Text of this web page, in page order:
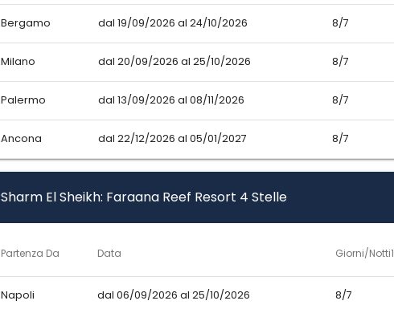
Bergamo dal 19/09/2026 al 24/10/2026 8/7
Milano dal 20/09/2026 al 25/10/2026 8/7
Palermo dal 13/09/2026 al 08/11/2026 8/7
Ancona dal 22/12/2026 al 05/01/2027 8/7
Sharm El Sheikh: Faraana Reef Resort 4 Stelle
Partenza Da Data Giorni/Notti1
Napoli dal 06/09/2026 al 25/10/2026 8/7